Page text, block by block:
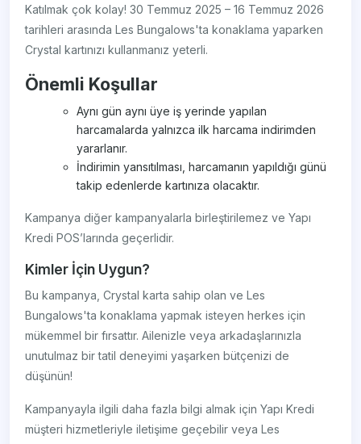
Katılmak çok kolay! 30 Temmuz 2025 – 16 Temmuz 2026
tarihleri arasında Les Bungalows'ta konaklama yaparken
Crystal kartınızı kullanmanız yeterli.
Önemli Koşullar
Aynı gün aynı üye iş yerinde yapılan
harcamalarda yalnızca ilk harcama indirimden
yararlanır.
İndirimin yansıtılması, harcamanın yapıldığı günü
takip edenlerde kartınıza olacaktır.
Kampanya diğer kampanyalarla birleştirilemez ve Yapı
Kredi POS’larında geçerlidir.
Kimler İçin Uygun?
Bu kampanya, Crystal karta sahip olan ve Les
Bungalows'ta konaklama yapmak isteyen herkes için
mükemmel bir fırsattır. Ailenizle veya arkadaşlarınızla
unutulmaz bir tatil deneyimi yaşarken bütçenizi de
düşünün!
Kampanyayla ilgili daha fazla bilgi almak için Yapı Kredi
müşteri hizmetleriyle iletişime geçebilir veya Les